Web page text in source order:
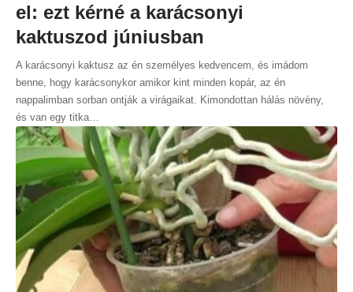
el: ezt kérné a karácsonyi
kaktuszod júniusban
A karácsonyi kaktusz az én személyes kedvencem, és imádom
benne, hogy karácsonykor amikor kint minden kopár, az én
nappalimban sorban ontják a virágaikat. Kimondottan hálás növény,
és van egy titka